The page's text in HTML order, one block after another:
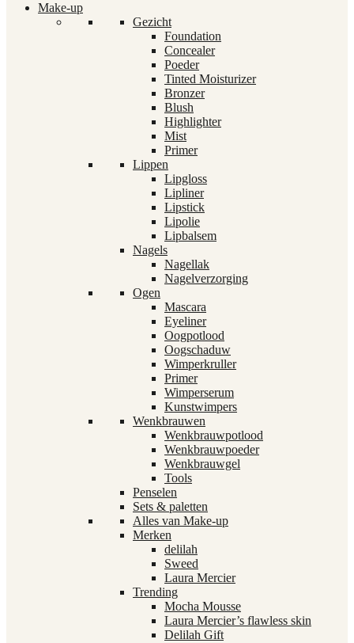
Make-up
Gezicht
Foundation
Concealer
Poeder
Tinted Moisturizer
Bronzer
Blush
Highlighter
Mist
Primer
Lippen
Lipgloss
Lipliner
Lipstick
Lipolie
Lipbalsem
Nagels
Nagellak
Nagelverzorging
Ogen
Mascara
Eyeliner
Oogpotlood
Oogschaduw
Wimperkruller
Primer
Wimperserum
Kunstwimpers
Wenkbrauwen
Wenkbrauwpotlood
Wenkbrauwpoeder
Wenkbrauwgel
Tools
Penselen
Sets & paletten
Alles van Make-up
Merken
delilah
Sweed
Laura Mercier
Trending
Mocha Mousse
Laura Mercier’s flawless skin
Delilah Gift